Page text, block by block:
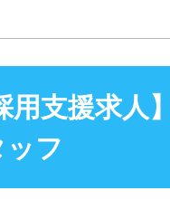
支援求人
フ